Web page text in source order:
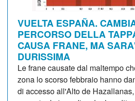
VUELTA ESPAÑA.
PERCORSO DELLA
CAUSA FRANE, MA
DURISSIMA
Le frane causate dal maltempo
zona lo scorso febbraio hanno
di accesso all'Alto de